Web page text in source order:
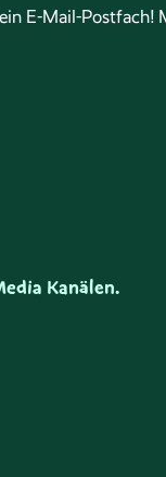
E-Mail-
Kanälen.